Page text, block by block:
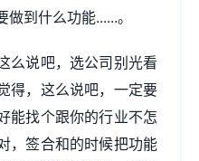
到什么功能......。
么说吧，选公司别光看
得，这么说吧，一定要
能找个跟你的行业不怎
，签合和的时候把功能